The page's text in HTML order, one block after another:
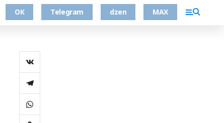
ОК Telegram dzen MAX